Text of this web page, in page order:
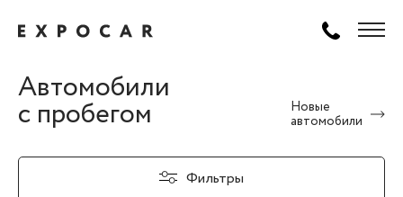
Автомобили
с пробегом
Новые
автомобили
Фильтры